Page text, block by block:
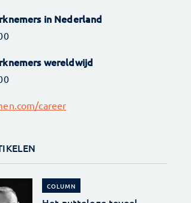
in Nederland
wereldwijd
career
COLUMN